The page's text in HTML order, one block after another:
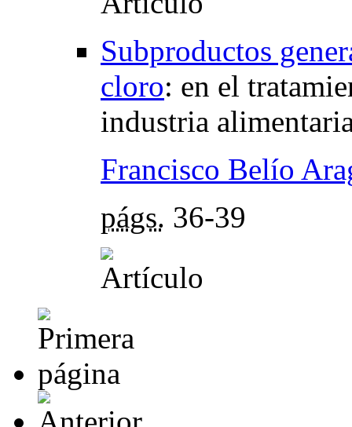
Subproductos
cloro: en el
industria
Francisco Belío
págs. 36-39